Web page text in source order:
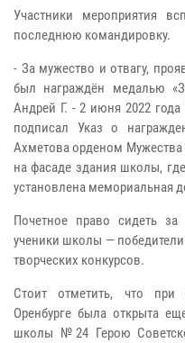
Участники мероприятия
последнюю командировку.
- За мужество и отвагу,
был награждён медалью
Андрей Г. - 2 июня 2022
подписал Указ о
Ахметова орденом Мужества
на фасаде здания школы,
установлена мемориальная
Почетное право сидеть
ученики школы —
творческих конкурсов.
Стоит отметить, что при
Оренбурге была открыта
школы №24 Герою